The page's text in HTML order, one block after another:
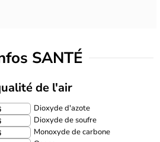
SANTÉ
de l'air
Dioxyde d'azote
Dioxyde de soufre
Monoxyde de carbone